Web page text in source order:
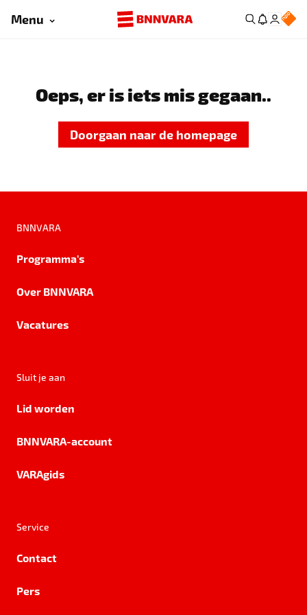
Menu
Oeps, er is iets mis gegaan..
Doorgaan naar de homepage
BNNVARA
Programma's
Over BNNVARA
Vacatures
Sluit je aan
Lid worden
BNNVARA-account
VARAgids
Service
Contact
Pers